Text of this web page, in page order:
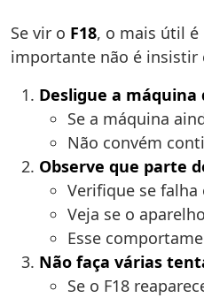
Se vir o F18, o mais útil é
importante não é insistir
Desligue a
Se a máquina
Não convém
Observe que parte
Verifique se
Veja se o
Esse
Não faça várias
Se o F18